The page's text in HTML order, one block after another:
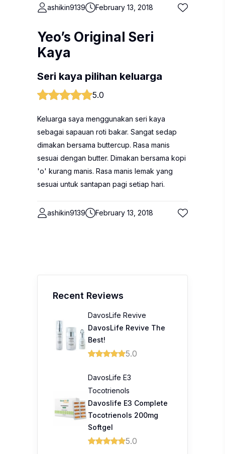
ashikin9139 February 13, 2018
Yeo’s Original Seri
Kaya
Seri kaya pilihan keluarga
5.0
Keluarga saya menggunakan seri kaya
sebagai sapauan roti bakar. Sangat sedap
dimakan bersama buttercup. Rasa manis
sesuai dengan butter. Dimakan bersama kopi
'o' kurang manis. Rasa manis lemak yang
sesuai untuk santapan pagi setiap hari.
ashikin9139 February 13, 2018
Recent Reviews
DavosLife Revive
DavosLife Revive The
Best!
5.0
DavosLife E3
Tocotrienols
Davoslife E3 Complete
Tocotrienols 200mg
Softgel
5.0